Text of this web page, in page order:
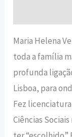
Maria Helena
toda a família
profunda
Lisboa, para
Fez
Ciências